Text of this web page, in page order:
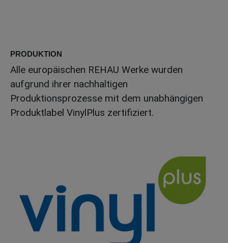
PRODUKTION
Alle europäischen REHAU Werke wurden
aufgrund ihrer nachhaltigen
Produktionsprozesse mit dem unabhängigen
Produktlabel VinylPlus zertifiziert.